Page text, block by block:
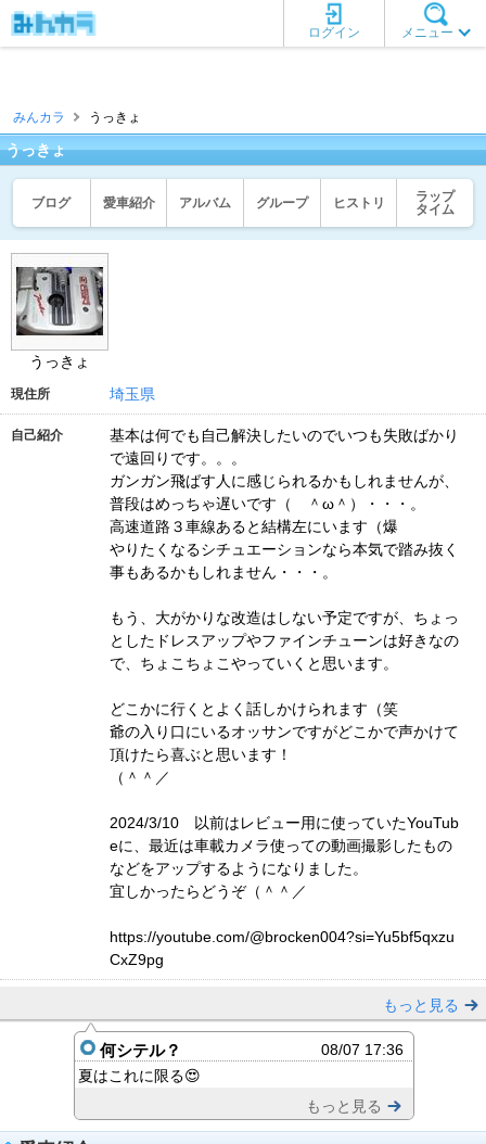
メニュー
ログイン
みんカラ うっきょ
うっきょ
ブログ 愛車紹介 アルバム グループ ヒストリ
ラップ
タイム
うっきょ
現住所 埼玉県
自己紹介
基本は何でも自己解決したいのでいつも失敗ばかり
で遠回りです。。。
ガンガン飛ばす人に感じられるかもしれませんが、
普段はめっちゃ遅いです（ ＾ω＾）・・・。
高速道路３車線あると結構左にいます（爆
やりたくなるシチュエーションなら本気で踏み抜く
事もあるかもしれません・・・。
もう、大がかりな改造はしない予定ですが、ちょっ
としたドレスアップやファインチューンは好きなの
で、ちょこちょこやっていくと思います。
どこかに行くとよく話しかけられます（笑
爺の入り口にいるオッサンですがどこかで声かけて
頂けたら喜ぶと思います！
（＾＾／
2024/3/10 以前はレビュー用に使っていたYouTub
eに、最近は車載カメラ使っての動画撮影したもの
などをアップするようになりました。
宜しかったらどうぞ（＾＾／
https://youtube.com/@brocken004?si=Yu5bf5qxzu
CxZ9pg
もっと見る
何シテル？
08/07 17:36
夏はこれに限る😍
もっと見る